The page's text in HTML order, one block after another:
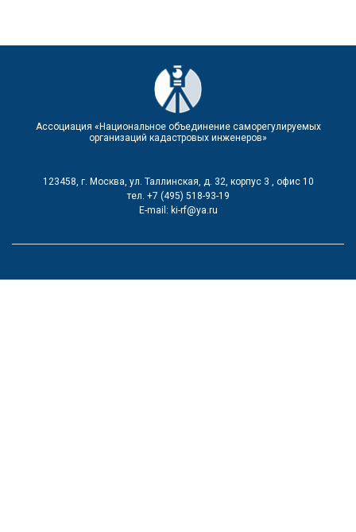
Ассоциация «Национальное объединение саморегулируемых
организаций кадастровых инженеров»
123458, г. Москва, ул. Таллинская, д. 32, корпус 3 , офис 10
тел. +7 (495) 518-93-19
Е-mail: ki-rf@ya.ru